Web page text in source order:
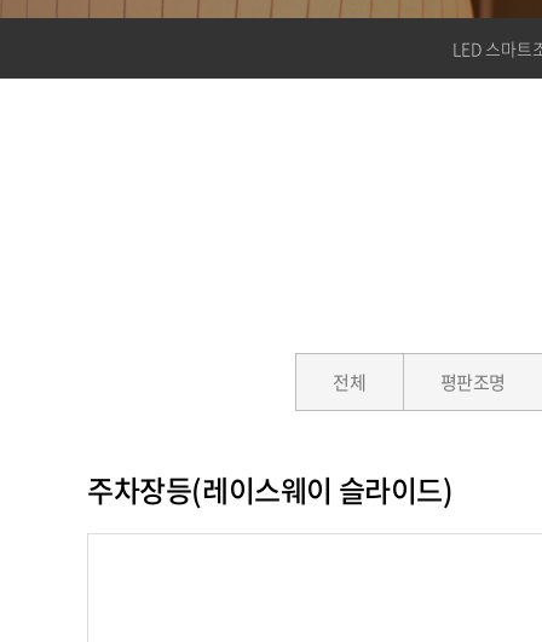
LED 스마트
전체 평판조명
주차장등(레이스웨이 슬라이드)